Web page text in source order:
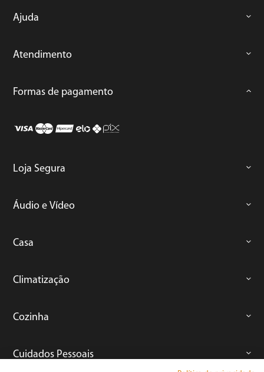
Ajuda
Atendimento
Formas de pagamento
Loja Segura
Áudio e Vídeo
Casa
Climatização
Cozinha
Cuidados Pessoais